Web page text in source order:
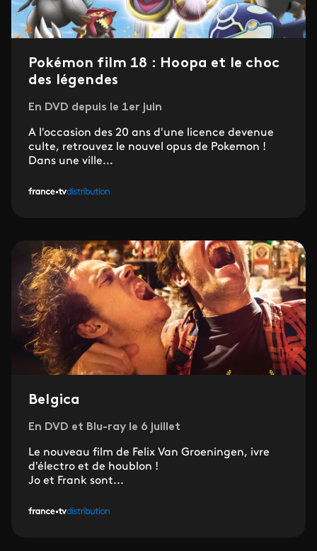
Pokémon film 18 : Hoopa et le choc
des légendes
En DVD depuis le 1er juin
A l'occasion des 20 ans d'une licence devenue
culte, retrouvez le nouvel opus de Pokemon !
Dans une ville...
Belgica
En DVD et Blu-ray le 6 juillet
Le nouveau film de Felix Van Groeningen, ivre
d'électro et de houblon !
Jo et Frank sont...